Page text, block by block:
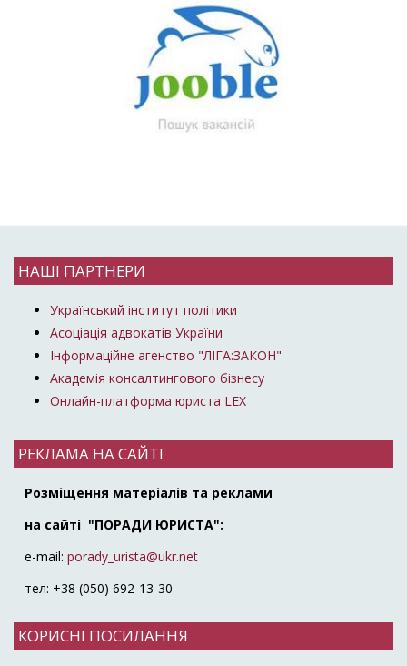
НАШІ ПАРТНЕРИ
Український інститут політики
Асоціація адвокатів України
Інформаційне агенство "ЛІГА:ЗАКОН"
Академія консалтингового бізнесу
Онлайн-платформа юриста LEX
РЕКЛАМА НА САЙТІ
Розміщення матеріалів та реклами
на сайті "ПОРАДИ ЮРИСТА":
e-mail: porady_urista@ukr.net
тел: +38 (050) 692-13-30
КОРИСНІ ПОСИЛАННЯ